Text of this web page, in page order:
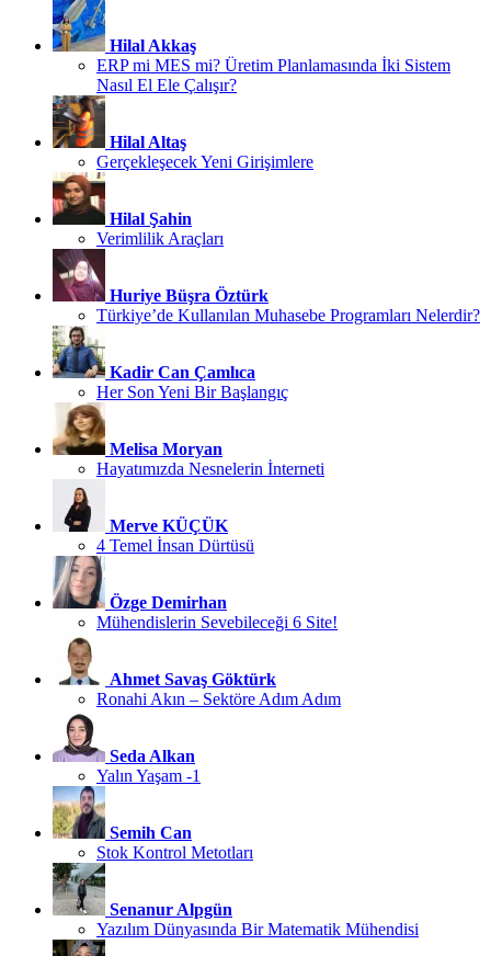
Hilal Akkaş
ERP mi MES mi? Üretim Planlamasında İki Sistem
Nasıl El Ele Çalışır?
Hilal Altaş
Gerçekleşecek Yeni Girişimlere
Hilal Şahin
Verimlilik Araçları
Huriye Büşra Öztürk
Türkiye’de Kullanılan Muhasebe Programları Nelerdir?
Kadir Can Çamlıca
Her Son Yeni Bir Başlangıç
Melisa Moryan
Hayatımızda Nesnelerin İnterneti
Merve KÜÇÜK
4 Temel İnsan Dürtüsü
Özge Demirhan
Mühendislerin Sevebileceği 6 Site!
Ahmet Savaş Göktürk
Ronahi Akın – Sektöre Adım Adım
Seda Alkan
Yalın Yaşam -1
Semih Can
Stok Kontrol Metotları
Senanur Alpgün
Yazılım Dünyasında Bir Matematik Mühendisi